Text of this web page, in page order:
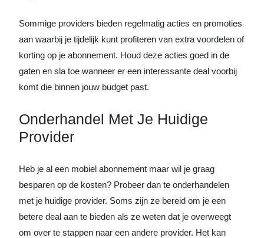
Sommige providers bieden regelmatig acties en promoties
aan waarbij je tijdelijk kunt profiteren van extra voordelen of
korting op je abonnement. Houd deze acties goed in de
gaten en sla toe wanneer er een interessante deal voorbij
komt die binnen jouw budget past.
Onderhandel Met Je Huidige
Provider
Heb je al een mobiel abonnement maar wil je graag
besparen op de kosten? Probeer dan te onderhandelen
met je huidige provider. Soms zijn ze bereid om je een
betere deal aan te bieden als ze weten dat je overweegt
om over te stappen naar een andere provider. Het kan